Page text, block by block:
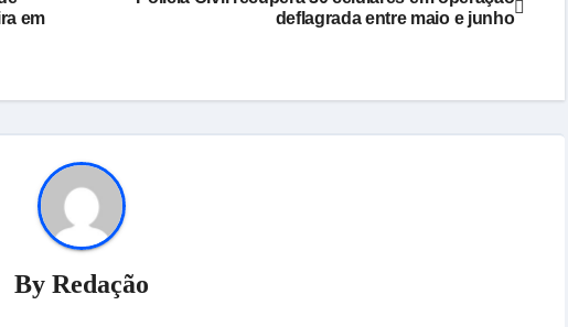
em
deflagrada entre maio e junho
By Redação